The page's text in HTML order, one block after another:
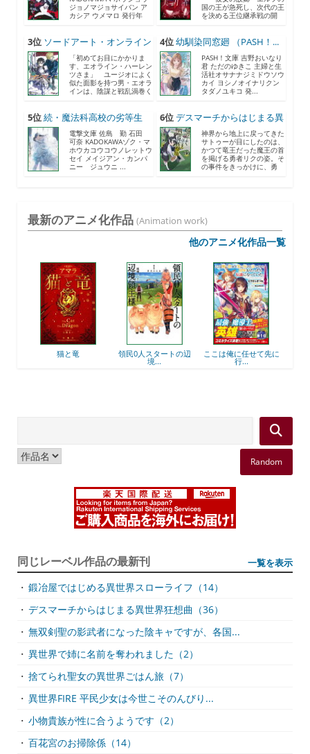
ジョノマジョサイバン ア
カシア ウメマロ 発行年
国の王が急死し、次代の王
を決める王位継承戦の開
3位 ソードアート・オンライン
2...
「初めてお目にかかりま
す、エオライン・ハーレン
ツさま」 ユージオによく
似た面影を持つ男・エオラ
インは、陰謀と戦乱渦巻く
4位幼馴染同窓廻 （PASH！...
PASH！文庫 吉野おいなり
君 ただのゆきこ 主婦と生
活社オサナナジミドウソウ
カイ ヨシノオイナリクン
タダノユキコ 発...
5位続・魔法科高校の劣等生
メ...
電撃文庫 佐島 勤 石田
可奈 KADOKAWAゾク・マ
ホウカコウコウノレットウ
セイ メイジアン・カンパ
ニー ジュウニ ...
6位デスマーチからはじまる異
世...
神界から地上に戻ってきた
サトゥーが目にしたのは、
かつて竜王だった魔王の首
を掲げる勇者リクの姿。そ
の事件をきっかけに、勇
最新のアニメ化作品 (Animation work)
他のアニメ化作品一覧
猫と竜 領民0人スタートの辺
境...
ここは俺に任せて先に
行...
Random
同じレーベル作品の最新刊 一覧を表示
・ 鍛冶屋ではじめる異世界スローライフ（14）
・ デスマーチからはじまる異世界狂想曲（36）
・ 無双剣聖の影武者になった陰キャですが、各国...
・ 異世界で姉に名前を奪われました（2）
・ 捨てられ聖女の異世界ごはん旅（7）
・ 異世界FIRE 平民少女は今世こそのんびり...
・ 小物貴族が性に合うようです（2）
・ 百花宮のお掃除係（14）